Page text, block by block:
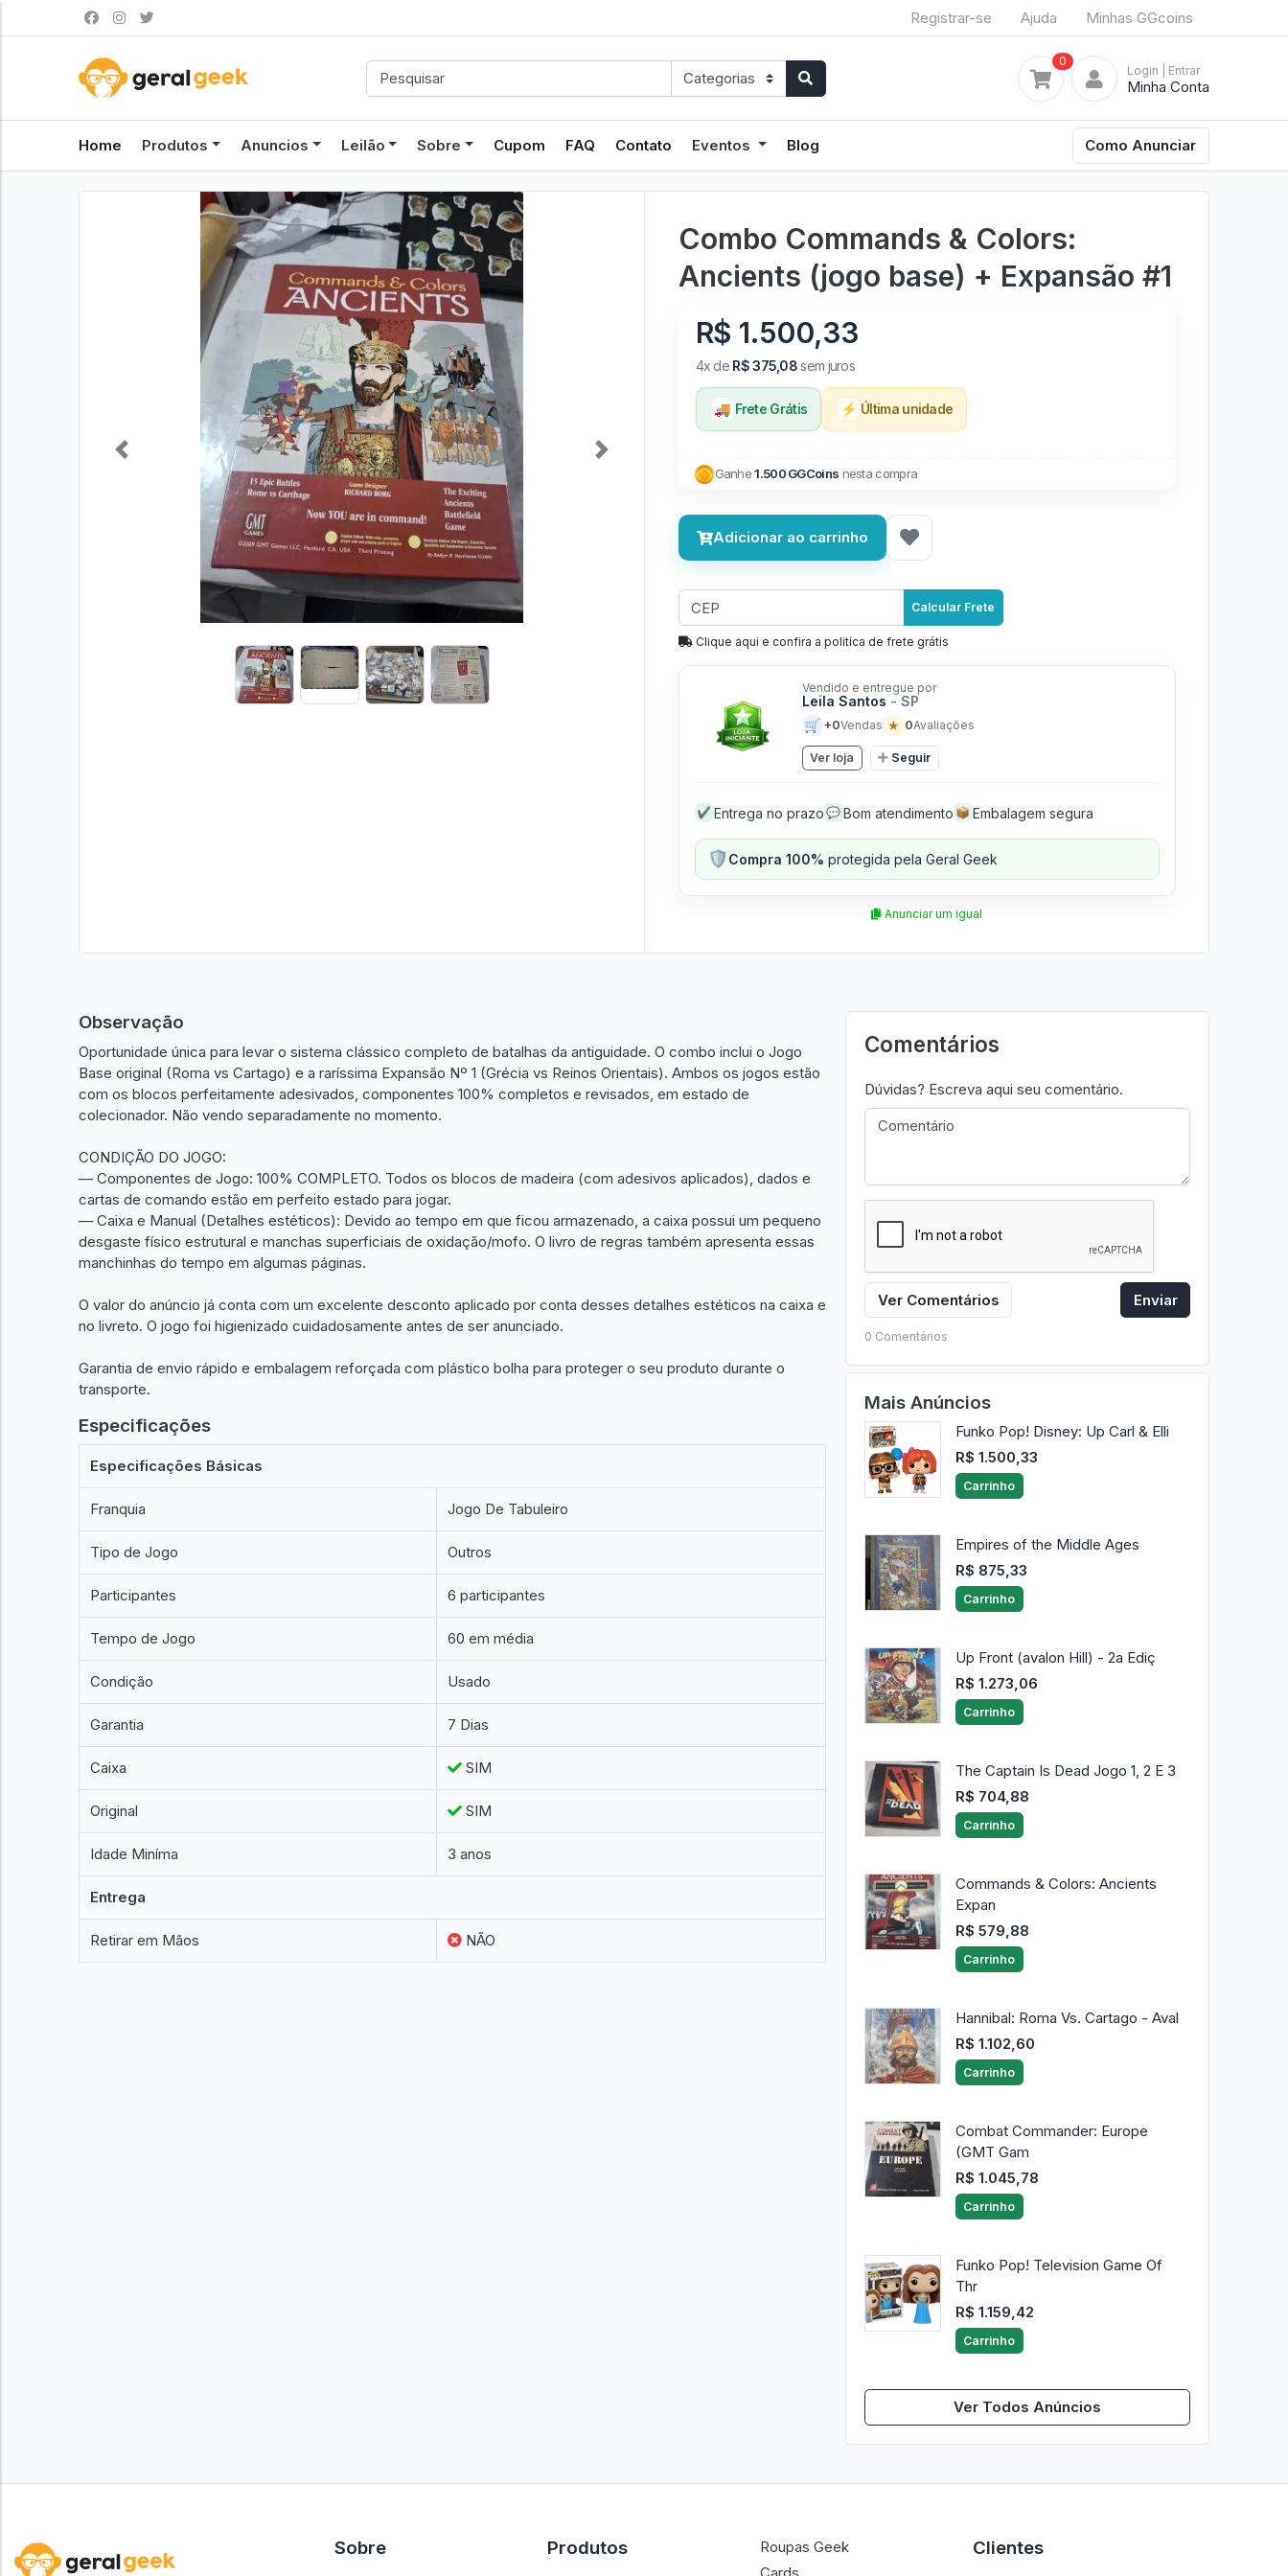
Registrar-se Ajuda Minhas GGcoins
0
Login | Entrar
Minha Conta
Home Produtos Anuncios Leilão Sobre Cupom FAQ Contato Eventos Blog Como Anunciar
Previous Next
Combo Commands & Colors:
Ancients (jogo base) + Expansão #1
R$ 1.500,33
4x de R$ 375,08sem juros
🚚 Frete Grátis ⚡ Última unidade
Ganhe1.500 GGCoins nesta compra
Adicionar ao carrinho
Calcular Frete
Clique aqui e confira a politíca de frete grátis
Vendido e entregue por
Leila Santos - SP
🛒 +0Vendas ★ 0Avaliações
Ver loja Seguir
✔ Entrega no prazo 💬 Bom atendimento 📦 Embalagem segura
🛡️Compra 100% protegida pela Geral Geek
Anunciar um igual
Observação
Oportunidade única para levar o sistema clássico completo de batalhas da antiguidade. O combo inclui o Jogo
Base original (Roma vs Cartago) e a raríssima Expansão Nº 1 (Grécia vs Reinos Orientais). Ambos os jogos estão
com os blocos perfeitamente adesivados, componentes 100% completos e revisados, em estado de
colecionador. Não vendo separadamente no momento.
CONDIÇÃO DO JOGO:
— Componentes de Jogo: 100% COMPLETO. Todos os blocos de madeira (com adesivos aplicados), dados e
cartas de comando estão em perfeito estado para jogar.
— Caixa e Manual (Detalhes estéticos): Devido ao tempo em que ficou armazenado, a caixa possui um pequeno
desgaste físico estrutural e manchas superficiais de oxidação/mofo. O livro de regras também apresenta essas
manchinhas do tempo em algumas páginas.
O valor do anúncio já conta com um excelente desconto aplicado por conta desses detalhes estéticos na caixa e
no livreto. O jogo foi higienizado cuidadosamente antes de ser anunciado.
Garantia de envio rápido e embalagem reforçada com plástico bolha para proteger o seu produto durante o
transporte.
Especificações
Especificações Básicas
Franquia Jogo De Tabuleiro
Tipo de Jogo Outros
Participantes 6 participantes
Tempo de Jogo 60 em média
Condição Usado
Garantia 7 Dias
Caixa SIM
Original SIM
Idade Miníma 3 anos
Entrega
Retirar em Mãos NÃO
Comentários
Dúvidas? Escreva aqui seu comentário.
Ver Comentários Enviar
0 Comentários
Mais Anúncios
Funko Pop! Disney: Up Carl & Elli
R$ 1.500,33
Carrinho
Empires of the Middle Ages
R$ 875,33
Carrinho
Up Front (avalon Hill) - 2a Ediç
R$ 1.273,06
Carrinho
The Captain Is Dead Jogo 1, 2 E 3
R$ 704,88
Carrinho
Commands & Colors: Ancients
Expan
R$ 579,88
Carrinho
Hannibal: Roma Vs. Cartago - Aval
R$ 1.102,60
Carrinho
Combat Commander: Europe
(GMT Gam
R$ 1.045,78
Carrinho
Funko Pop! Television Game Of
Thr
R$ 1.159,42
Carrinho
Ver Todos Anúncios
Sobre Produtos
Roupas Geek
Cards
Clientes